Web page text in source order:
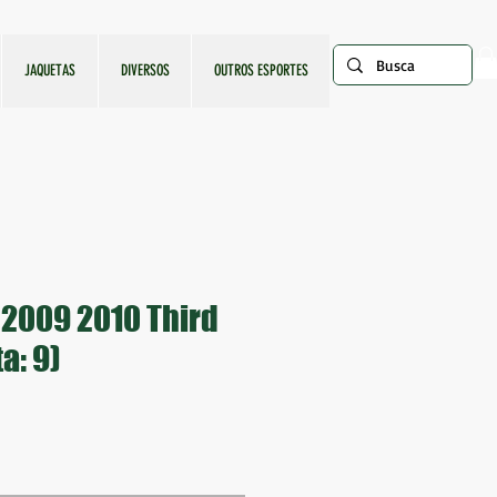
JAQUETAS DIVERSOS OUTROS ESPORTES
2010 Third
9)